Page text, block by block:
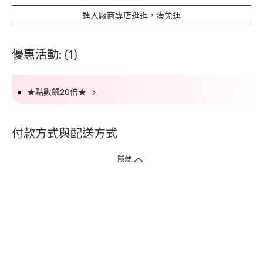
進入廠商專店逛逛，湊免運
優惠活動: (1)
★點數飆20倍★
付款方式與配送方式
隱藏